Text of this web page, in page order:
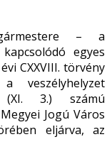
– a
egyes
CXXVIII. törvény
veszélyhelyzet
(XI. 3.) számú
Jogú Város
eljárva, az